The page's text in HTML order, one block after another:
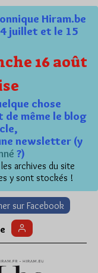
Hiram.be
juillet et le 15
16 août
chose
même le blog
newsletter (y
?)
archives du site
y sont stockés !
sur Facebook